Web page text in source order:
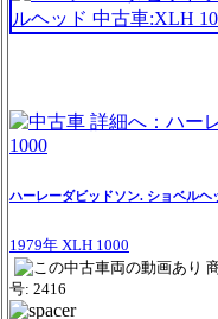
ハーレーダビッドソン. ショベルヘ
1979年 XLH 1000
号: 2416